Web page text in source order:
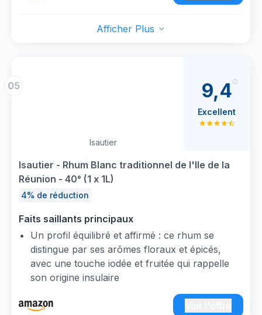
Afficher Plus
05
Isautier
Isautier - Rhum Blanc traditionnel de l'Ile de la
Réunion - 40° (1 x 1L)
4% de réduction
Faits saillants principaux
Un profil équilibré et affirmé : ce rhum se
distingue par ses arômes floraux et épicés,
avec une touche iodée et fruitée qui rappelle
son origine insulaire
Plus qu’un simple rhum, c’est un véritable
voyage sensoriel au cœur de l’île intense, entre
9,4
Excellent